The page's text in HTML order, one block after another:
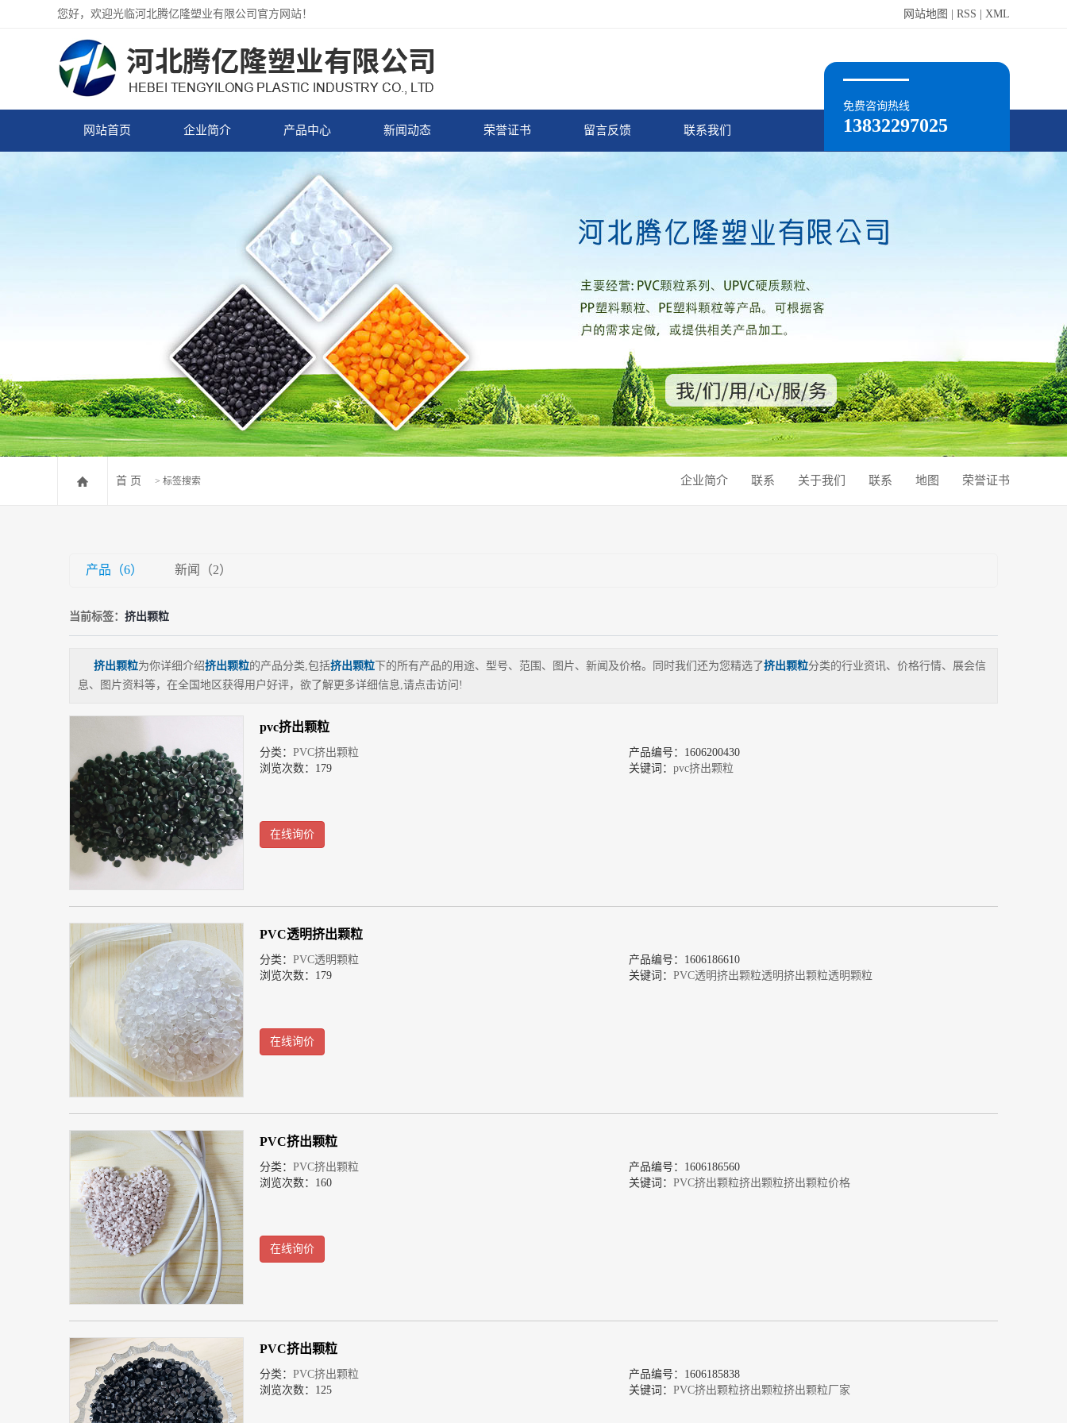
您好，欢迎光临河北腾亿隆塑业有限公司官方网站！ 网站地图 RSS XML
免费咨询热线
13832297025
网站首页 企业简介 产品中心
PVC注塑颗粒
PVC透明颗粒
PVC颜色颗粒
PVC硬质颗粒
PP塑料颗粒
PE塑料颗粒
PVC发泡颗粒
PVC挤出颗粒
PVC再生颗粒
新闻动态
企业新闻
荣誉证书
荣誉证书
留言反馈 联系我们
首 页 > 标签搜索 企业简介 联系 关于我们 联系 地图 荣誉证书
产品（6） 新闻（2）
当前标签： 挤出颗粒
挤出颗粒为你详细介绍挤出颗粒的产品分类,包括挤出颗粒 下的所有产品的用途、型号、范围、图片、新闻及价格。同时我们还为您精选了挤出颗粒分类的行业资讯、价格行情、展会信
息、图片资料等，在全国地区获得用户好评，欲了解更多详细信息,请点击访问!
pvc挤出颗粒
分类： PVC挤出颗粒
产品编号：1606200430
浏览次数：179
关键词： pvc挤出颗粒
在线询价
PVC透明挤出颗粒
分类： PVC透明颗粒
产品编号：1606186610
浏览次数：179
关键词： PVC透明挤出颗粒透明挤出颗粒透明颗粒
在线询价
PVC挤出颗粒
分类： PVC挤出颗粒
产品编号：1606186560
浏览次数：160
关键词： PVC挤出颗粒挤出颗粒挤出颗粒价格
在线询价
PVC挤出颗粒
分类： PVC挤出颗粒
产品编号：1606185838
浏览次数：125
关键词： PVC挤出颗粒挤出颗粒挤出颗粒厂家